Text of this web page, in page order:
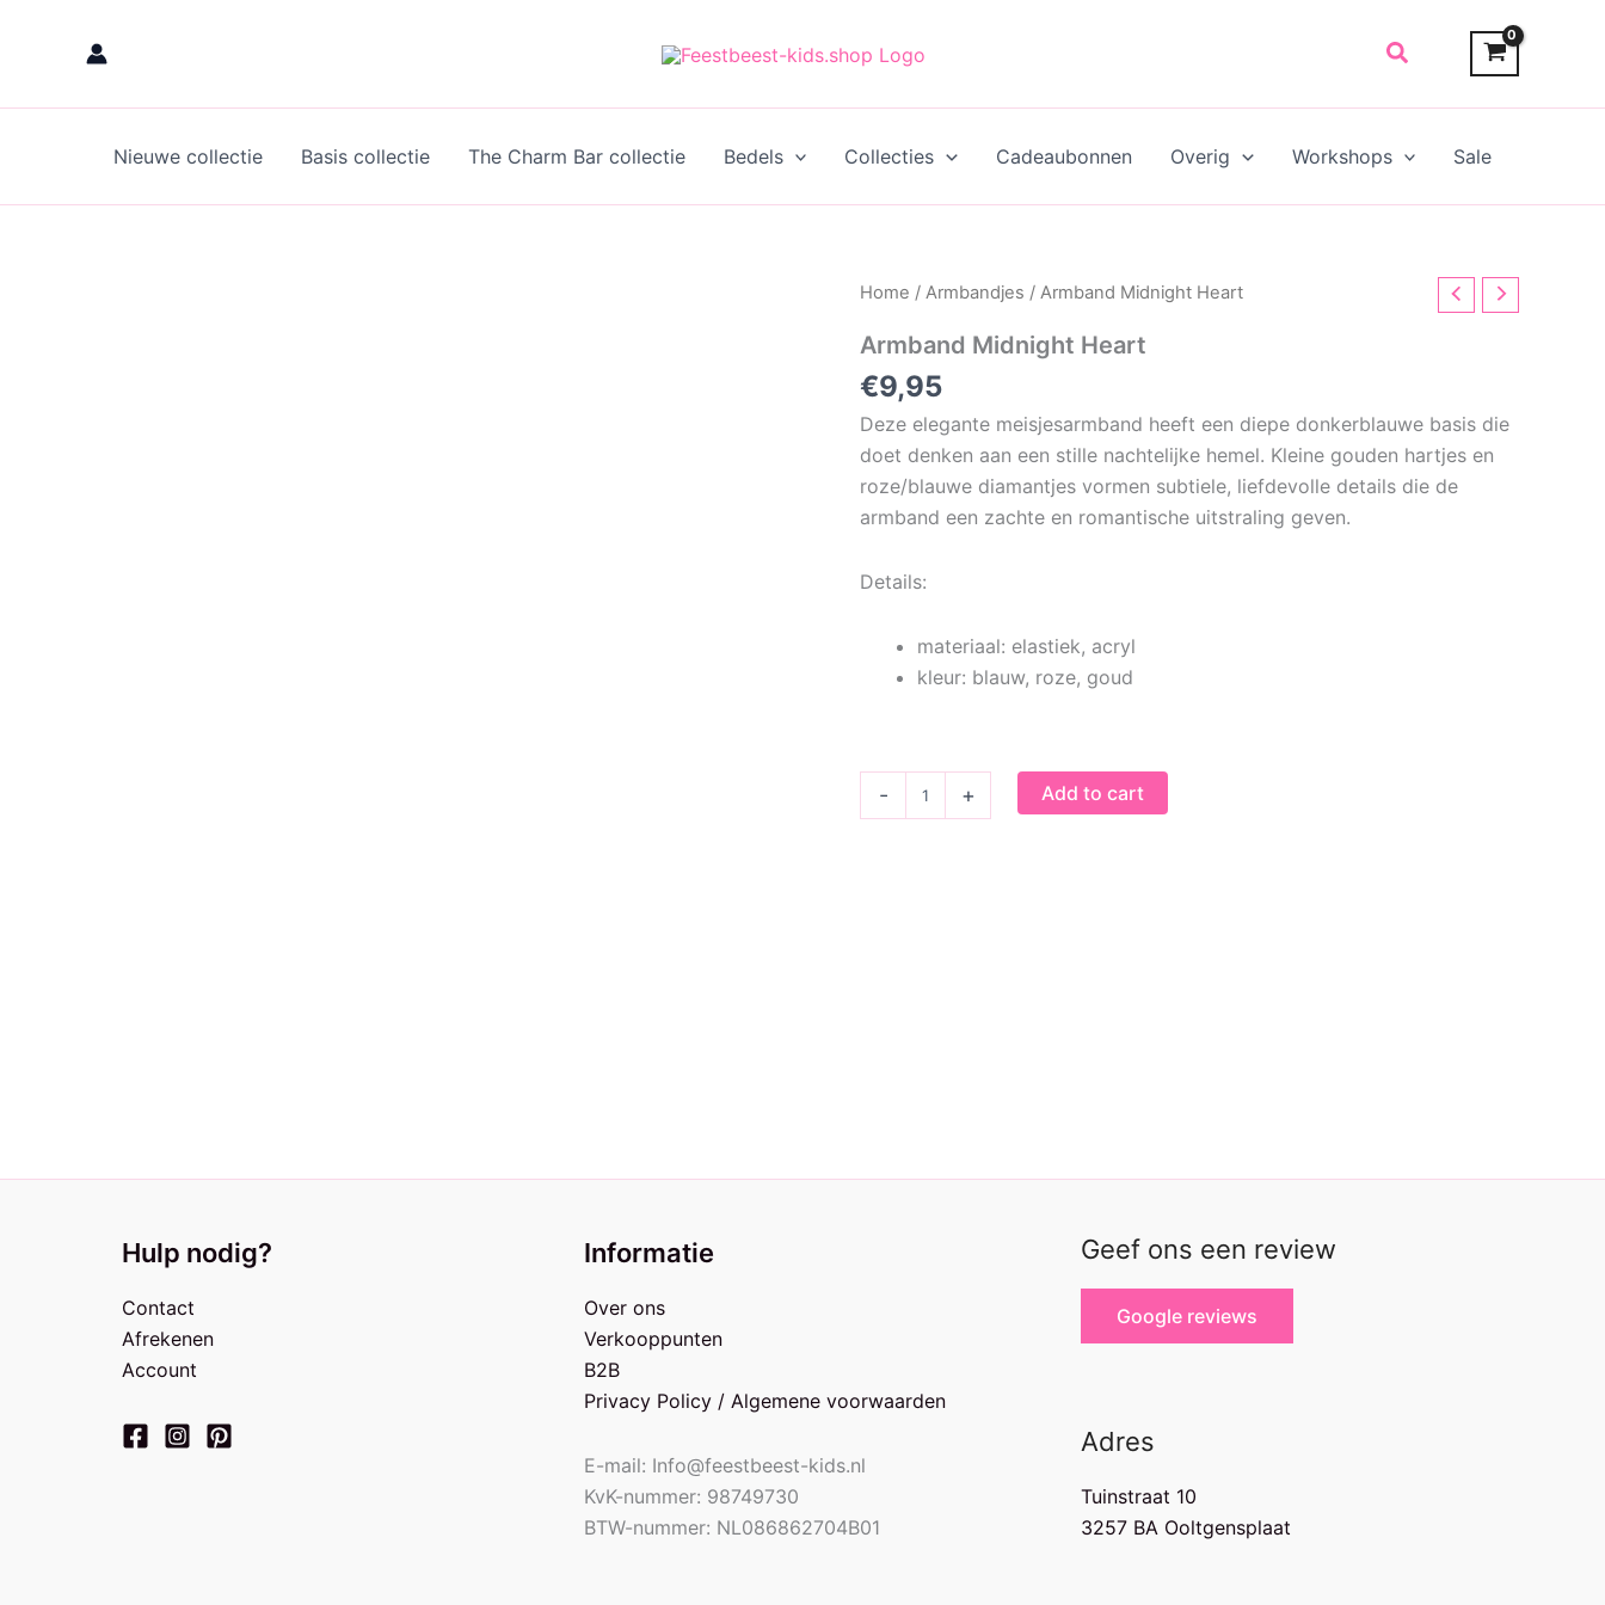
Search
Nieuwe collectie Basis collectie The Charm Bar collectie Bedels Collecties Cadeaubonnen Overig Workshops Sale
Home / Armbandjes / Armband Midnight Heart
Armband Midnight Heart
€9,95
Deze elegante meisjesarmband heeft een diepe donkerblauwe basis die
doet denken aan een stille nachtelijke hemel. Kleine gouden hartjes en
roze/blauwe diamantjes vormen subtiele, liefdevolle details die de
armband een zachte en romantische uitstraling geven.
Details:
materiaal: elastiek, acryl
kleur: blauw, roze, goud
-
Midnight
+ Add to cart
Hulp nodig?
Contact
Afrekenen
Account
Informatie
Over ons
Verkooppunten
B2B
Privacy Policy / Algemene voorwaarden
E-mail: Info@feestbeest-kids.nl
KvK-nummer: 98749730
BTW-nummer: NL086862704B01
Geef ons een review
Google reviews
Adres
Tuinstraat 10
3257 BA Ooltgensplaat